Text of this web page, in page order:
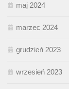
maj 2024
marzec 2024
grudzień 2023
wrzesień 2023